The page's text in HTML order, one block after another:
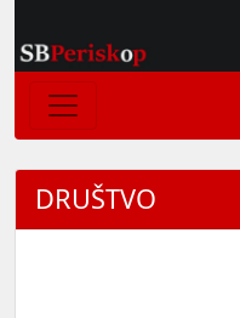
DRUŠTVO